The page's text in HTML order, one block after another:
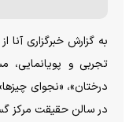
به گزارش خبرگزاری
تجربی و
در سالن حقیقت مرکز